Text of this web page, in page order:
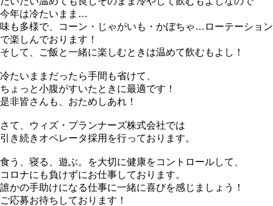
今年は冷たいまま…
味も多様で、コーン・じゃがいも・かぼちゃ…ローテーション
で楽しんでおります！
そして、ご飯と一緒に楽しむときは温めて飲むもよし！
冷たいままだったら手間も省けて、
ちょっと小腹がすいたときに最適です！
是非皆さんも、おためしあれ！
さて、ウィズ・プランナーズ株式会社では
引き続きオペレータ採用を行っております。
食う、寝る、遊ぶ。を大切に健康をコントロールして、
コロナにも負けずにお仕事しております。
誰かの手助けになる仕事に一緒に喜びを感じましょう！
ご応募お待ちしております！